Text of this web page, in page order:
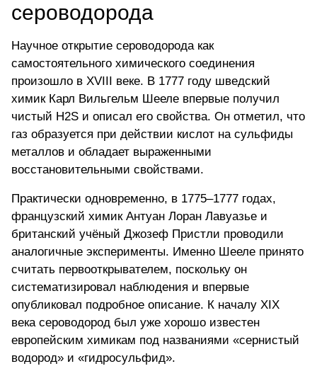
сероводорода
Научное открытие сероводорода как
самостоятельного химического соединения
произошло в XVIII веке. В 1777 году шведский
химик Карл Вильгельм Шееле впервые получил
чистый H2S и описал его свойства. Он отметил, что
газ образуется при действии кислот на сульфиды
металлов и обладает выраженными
восстановительными свойствами.
Практически одновременно, в 1775–1777 годах,
французский химик Антуан Лоран Лавуазье и
британский учёный Джозеф Пристли проводили
аналогичные эксперименты. Именно Шееле принято
считать первооткрывателем, поскольку он
систематизировал наблюдения и впервые
опубликовал подробное описание. К началу XIX
века сероводород был уже хорошо известен
европейским химикам под названиями «сернистый
водород» и «гидросульфид».